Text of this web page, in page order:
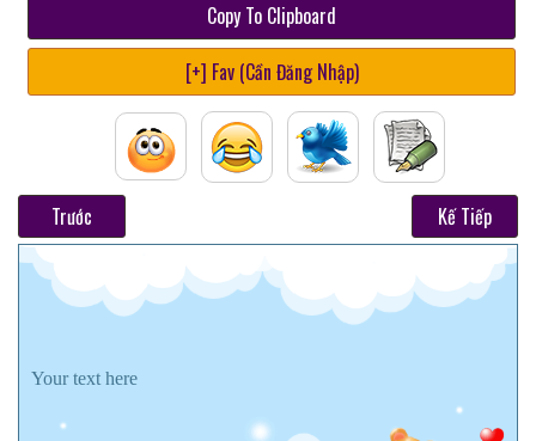
Copy To Clipboard
[+] Fav (Cần Đăng Nhập)
Trước Kế Tiếp
Your text here